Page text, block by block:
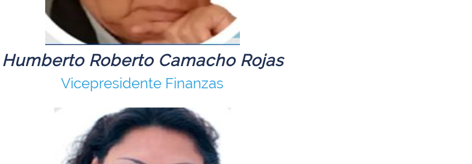
Humberto Roberto Camacho Rojas
Vicepresidente Finanzas